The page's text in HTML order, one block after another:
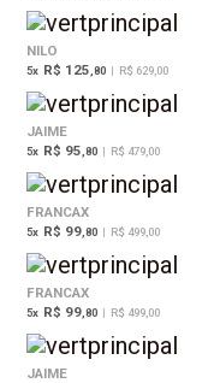
NILO
5x R$ 125 ,80 | R$ 629,00
JAIME
5x R$ 95 ,80 | R$ 479,00
FRANCAX
5x R$ 99 ,80 | R$ 499,00
FRANCAX
5x R$ 99 ,80 | R$ 499,00
JAIME